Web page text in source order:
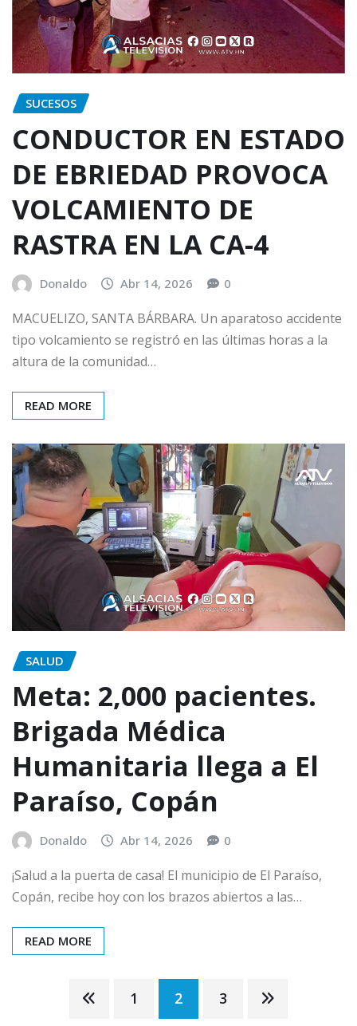
SUCESOS
CONDUCTOR EN ESTADO
DE EBRIEDAD PROVOCA
VOLCAMIENTO DE
RASTRA EN LA CA-4
Donaldo Abr 14, 2026 0
MACUELIZO, SANTA BÁRBARA. Un aparatoso accidente
tipo volcamiento se registró en las últimas horas a la
altura de la comunidad…
READ MORE
SALUD
Meta: 2,000 pacientes.
Brigada Médica
Humanitaria llega a El
Paraíso, Copán
Donaldo Abr 14, 2026 0
¡Salud a la puerta de casa! El municipio de El Paraíso,
Copán, recibe hoy con los brazos abiertos a las…
READ MORE
Paginación
1 2 3